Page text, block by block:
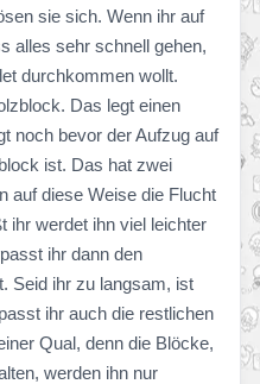
sie sich. Wenn ihr auf
alles sehr schnell gehen,
durchkommen wollt.
Das legt einen
noch bevor der Aufzug auf
ist. Das hat zwei
auf diese Weise die Flucht
ihr werdet ihn viel leichter
ihr dann den
Seid ihr zu langsam, ist
ihr auch die restlichen
Qual, denn die Blöcke,
werden ihn nur